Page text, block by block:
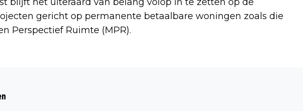
gericht op permanente betaalbare woningen zoals die
Perspectief Ruimte (MPR).
KM/U IN